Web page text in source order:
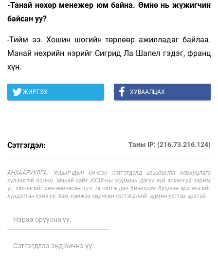
-Танай нөхөр менежер юм байна. Өмнө нь жүжигчин
байсан уу?
-Тийм ээ. Хошин шогийн төрлөөр ажилладаг байлаа.
Манай нөхрийн нэрийг Сигрид Ла Шапел гэдэг, франц
хүн.
ЖИРГЭХ ХУВААЛЦАХ
Сэтгэгдэл: Таны IP: (216.73.216.124)
АНХААРУУЛГА: Уншигчдын бичсэн сэтгэгдэлд unuudur.mn хариуцлага
хүлээхгүй болно. Манай сайт ХХЗХ-ны журмын дагуу зүй зохисгүй зарим
үг, хэллэгийг хязгаарласан тул Та сэтгэгдэл бичихдээ бусдын эрх ашгийг
хүндэтгэн үзнэ үү. Хэм хэмжээ зөрчсөн сэтгэгдлийг админ устгах эрхтэй.